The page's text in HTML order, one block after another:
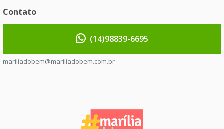
Contato
(14)98839-6695
mariliadobem@mariliadobem.com.br